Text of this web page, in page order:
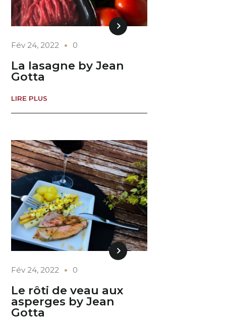
Fév 24, 2022 0
La lasagne by Jean
Gotta
LIRE PLUS
Fév 24, 2022 0
Le rôti de veau aux
asperges by Jean
Gotta